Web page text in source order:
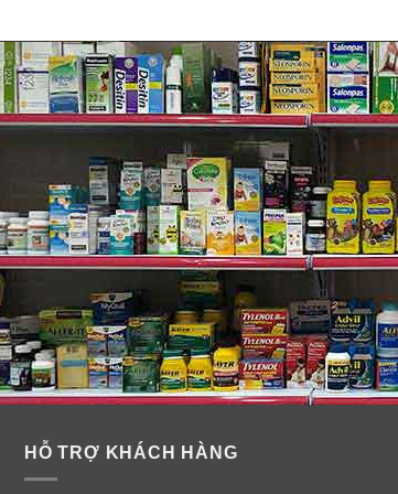
của Optimum Nutrition U.S. và được sản xuất
HỖ TRỢ KHÁCH HÀNG